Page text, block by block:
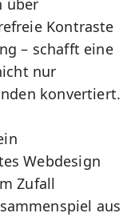
über
Kontraste
– schafft eine
nur
konvertiert.
Webdesign
Zufall
aus